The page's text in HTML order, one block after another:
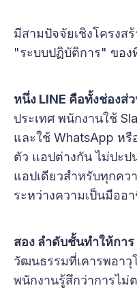
มีสามปัจจัยเชิงโครงส
"ระบบปฏิบัติการ" ของ
หนึ่ง LINE คือทั้งช่องส่
ประเทศ พนักงานใช้
และใช้ WhatsApp ห
ตัว แอปต่างกัน ไม่ปะป
แอปเดียวสำหรับทุกคว
ระหว่างความเป็นมืออ
สอง ลำดับชั้นทำให้การ
วัฒนธรรมที่เคารพอา
พนักงานรู้สึกว่าการไ